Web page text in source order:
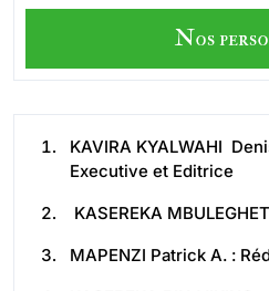
Nos
KAVIRA KYALWAHI
Executive et Editrice
KASEREKA
MAPENZI Patrick A. :